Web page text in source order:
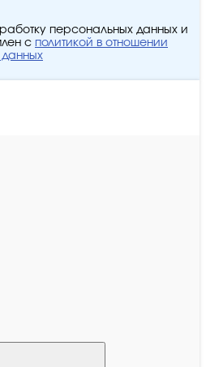
персональных данных и
с политикой в отношении